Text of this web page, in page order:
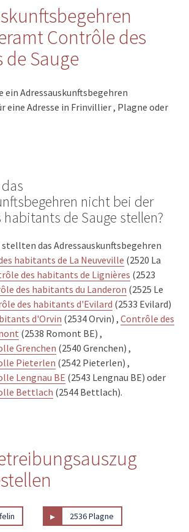
Contrôle des
Sauge
ein Adressauskunftsbegehren
eine Adresse in Frinvillier , Plagne oder
nicht bei der
de Sauge stellen?
das Adressauskunftsbegehren
habitants de La Neuveville (2520 La
des habitants de Lignières (2523
des habitants du Landeron (2525 Le
des habitants d'Evilard (2533 Evilard)
d'Orvin (2534 Orvin) ,Contrôle des
(2538 Romont BE) ,
Grenchen (2540 Grenchen) ,
Pieterlen (2542 Pieterlen) ,
Lengnau BE (2543 Lengnau BE) oder
Bettlach (2544 Bettlach).
▸ 2536 Plagne